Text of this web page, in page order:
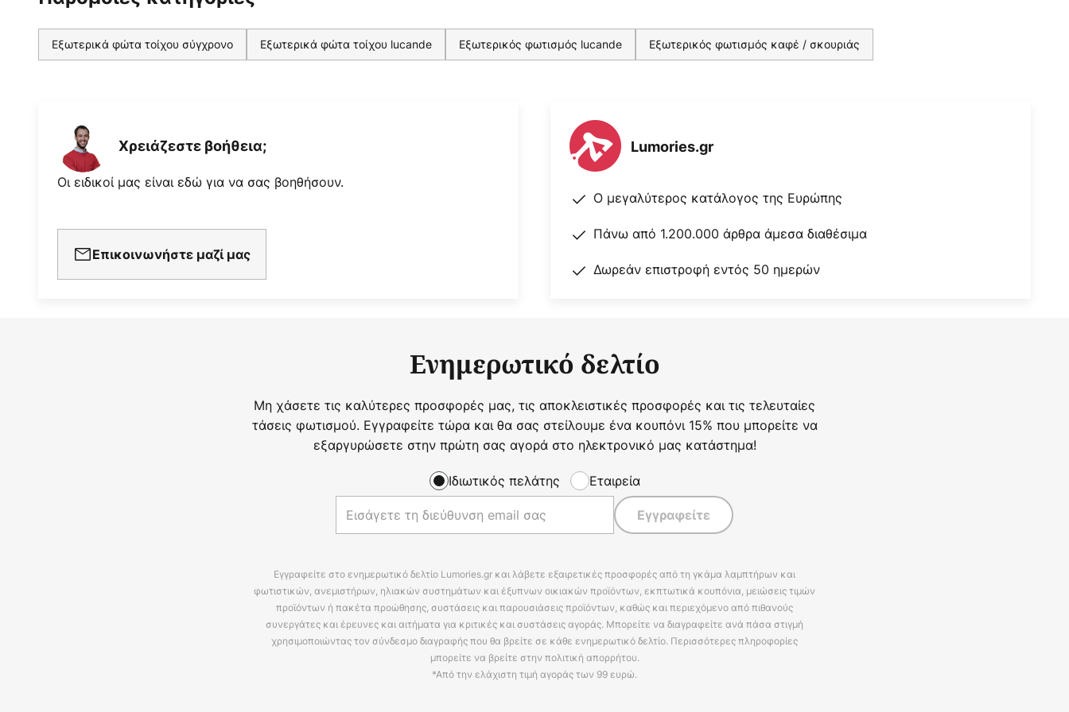
Εξωτερικά φώτα τοίχου σύγχρονο Εξωτερικά φώτα τοίχου lucande Εξωτερικός φωτισμός lucande Εξωτερικός φωτισμός καφέ / σκουριάς
Χρειάζεστε βοήθεια;
Οι ειδικοί μας είναι εδώ για να σας βοηθήσουν.
Επικοινωνήστε μαζί μας
Lumories.gr
Ο μεγαλύτερος κατάλογος της Ευρώπης
Πάνω από 1.200.000 άρθρα άμεσα διαθέσιμα
Δωρεάν επιστροφή εντός 50 ημερών
Ενημερωτικό δελτίο
Μη χάσετε τις καλύτερες προσφορές μας, τις αποκλειστικές προσφορές και τις τελευταίες
τάσεις φωτισμού. Εγγραφείτε τώρα και θα σας στείλουμε ένα κουπόνι 15% που μπορείτε να
εξαργυρώσετε στην πρώτη σας αγορά στο ηλεκτρονικό μας κατάστημα!
Ιδιωτικός πελάτης Εταιρεία
Εγγραφείτε
Εγγραφείτε στο ενημερωτικό δελτίο Lumories.gr και λάβετε εξαιρετικές προσφορές από τη γκάμα λαμπτήρων και
φωτιστικών, ανεμιστήρων, ηλιακών συστημάτων και έξυπνων οικιακών προϊόντων, εκπτωτικά κουπόνια, μειώσεις τιμών
προϊόντων ή πακέτα προώθησης, συστάσεις και παρουσιάσεις προϊόντων, καθώς και περιεχόμενο από πιθανούς
συνεργάτες και έρευνες και αιτήματα για κριτικές και συστάσεις αγοράς. Μπορείτε να διαγραφείτε ανά πάσα στιγμή
χρησιμοποιώντας τον σύνδεσμο διαγραφής που θα βρείτε σε κάθε ενημερωτικό δελτίο. Περισσότερες πληροφορίες
μπορείτε να βρείτε στην πολιτική απορρήτου.
*Από την ελάχιστη τιμή αγοράς των 99 ευρώ.